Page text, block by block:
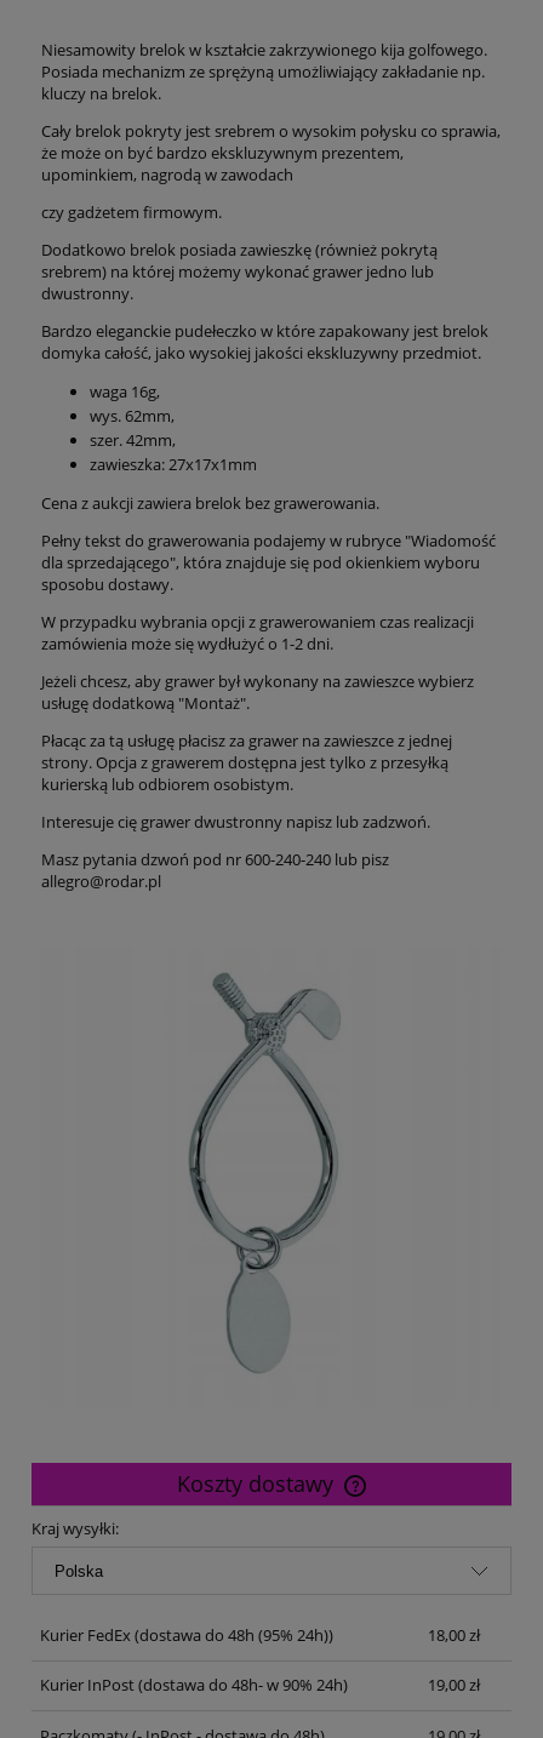
Niesamowity brelok w kształcie zakrzywionego kija golfowego.
Posiada mechanizm ze sprężyną umożliwiający zakładanie np.
kluczy na brelok.
Cały brelok pokryty jest srebrem o wysokim połysku co sprawia,
że może on być bardzo ekskluzywnym prezentem,
upominkiem, nagrodą w zawodach
czy gadżetem firmowym.
Dodatkowo brelok posiada zawieszkę (również pokrytą
srebrem) na której możemy wykonać grawer jedno lub
dwustronny.
Bardzo eleganckie pudełeczko w które zapakowany jest brelok
domyka całość, jako wysokiej jakości ekskluzywny przedmiot.
waga 16g,
wys. 62mm,
szer. 42mm,
zawieszka: 27x17x1mm
Cena z aukcji zawiera brelok bez grawerowania.
Pełny tekst do grawerowania podajemy w rubryce "Wiadomość
dla sprzedającego", która znajduje się pod okienkiem wyboru
sposobu dostawy.
W przypadku wybrania opcji z grawerowaniem czas realizacji
zamówienia może się wydłużyć o 1-2 dni.
Jeżeli chcesz, aby grawer był wykonany na zawieszce wybierz
usługę dodatkową "Montaż".
Płacąc za tą usługę płacisz za grawer na zawieszce z jednej
strony. Opcja z grawerem dostępna jest tylko z przesyłką
kurierską lub odbiorem osobistym.
Interesuje cię grawer dwustronny napisz lub zadzwoń.
Masz pytania dzwoń pod nr 600-240-240 lub pisz
allegro@rodar.pl
Koszty dostawy
Cena nie zawiera ewentualnych kosztów płatności
Kraj wysyłki:
Kurier FedEx(dostawa do 48h (95% 24h)) 18,00 zł
Kurier InPost(dostawa do 48h- w 90% 24h) 19,00 zł